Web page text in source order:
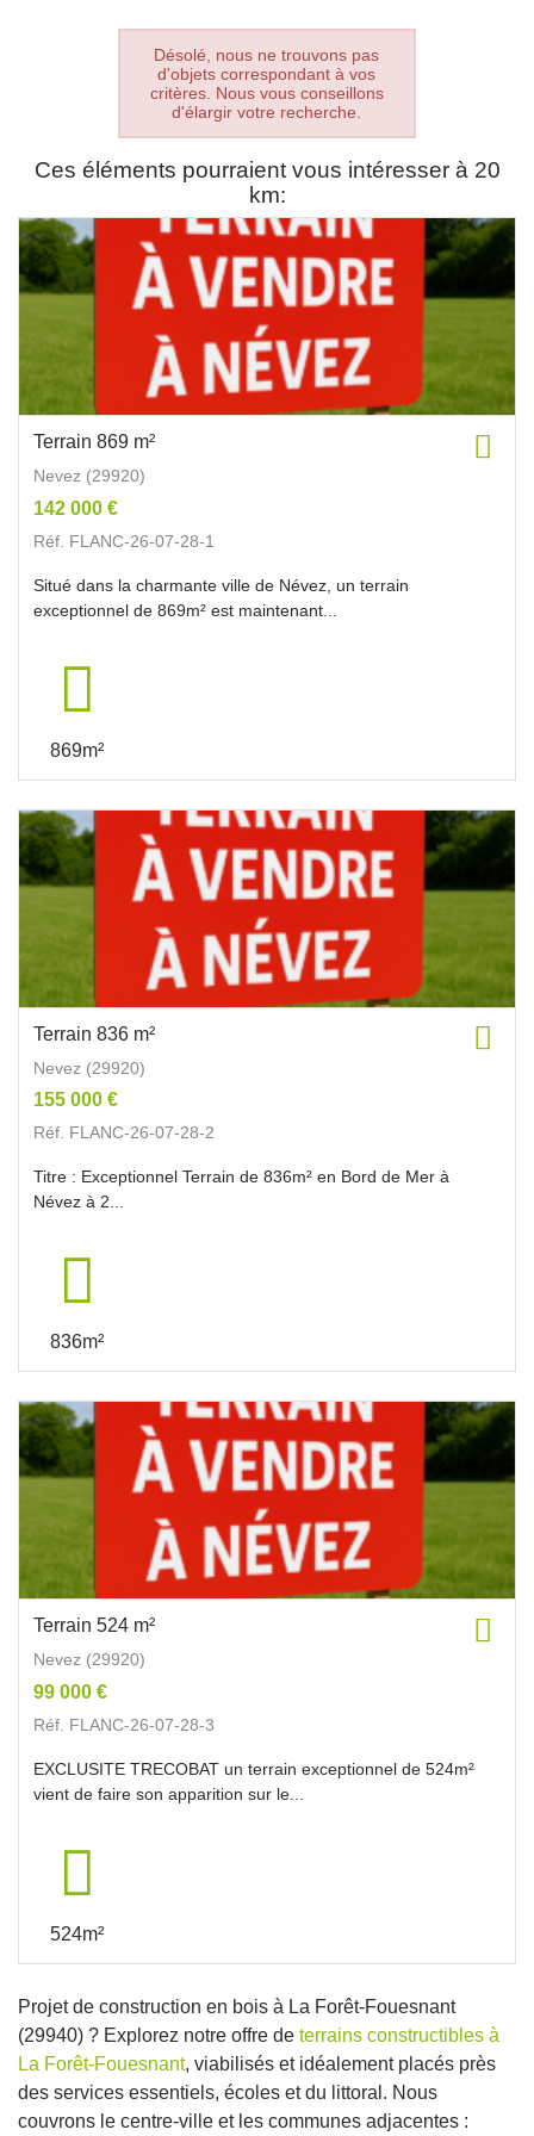
Désolé, nous ne trouvons pas
d'objets correspondant à vos
critères. Nous vous conseillons
d'élargir votre recherche.
Ces éléments pourraient vous intéresser à 20
km:
Terrain 869 m²
Nevez (29920)
142 000 €
Réf. FLANC-26-07-28-1
Situé dans la charmante ville de Névez, un terrain
exceptionnel de 869m² est maintenant...
869m²
Terrain 836 m²
Nevez (29920)
155 000 €
Réf. FLANC-26-07-28-2
Titre : Exceptionnel Terrain de 836m² en Bord de Mer à
Névez à 2...
836m²
Terrain 524 m²
Nevez (29920)
99 000 €
Réf. FLANC-26-07-28-3
EXCLUSITE TRECOBAT un terrain exceptionnel de 524m²
vient de faire son apparition sur le...
524m²
Projet de construction en bois à La Forêt-Fouesnant
(29940) ? Explorez notre offre de terrains constructibles à
La Forêt-Fouesnant, viabilisés et idéalement placés près
des services essentiels, écoles et du littoral. Nous
couvrons le centre-ville et les communes adjacentes :